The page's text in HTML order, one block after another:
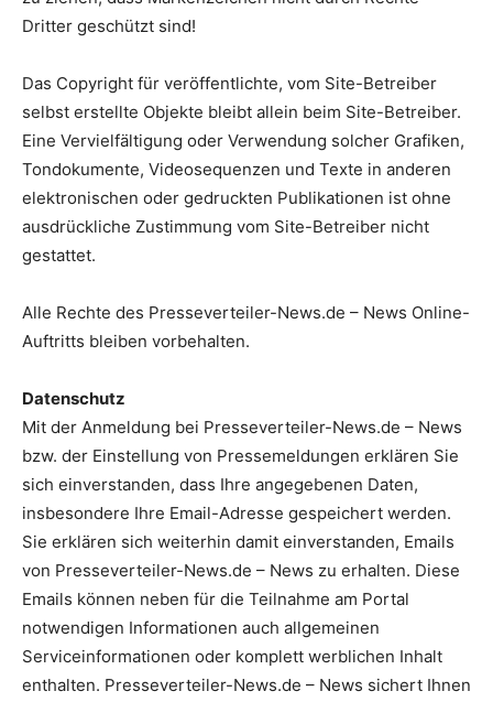
Dritter geschützt sind!
Das Copyright für veröffentlichte, vom Site-Betreiber
selbst erstellte Objekte bleibt allein beim Site-Betreiber.
Eine Vervielfältigung oder Verwendung solcher Grafiken,
Tondokumente, Videosequenzen und Texte in anderen
elektronischen oder gedruckten Publikationen ist ohne
ausdrückliche Zustimmung vom Site-Betreiber nicht
gestattet.
Alle Rechte des Presseverteiler-News.de – News Online-
Auftritts bleiben vorbehalten.
Datenschutz
Mit der Anmeldung bei Presseverteiler-News.de – News
bzw. der Einstellung von Pressemeldungen erklären Sie
sich einverstanden, dass Ihre angegebenen Daten,
insbesondere Ihre Email-Adresse gespeichert werden.
Sie erklären sich weiterhin damit einverstanden, Emails
von Presseverteiler-News.de – News zu erhalten. Diese
Emails können neben für die Teilnahme am Portal
notwendigen Informationen auch allgemeinen
Serviceinformationen oder komplett werblichen Inhalt
enthalten. Presseverteiler-News.de – News sichert Ihnen